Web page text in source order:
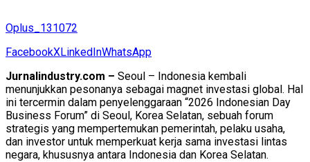
Oplus_131072
FacebookXLinkedInWhatsApp
Jurnalindustry.com – Seoul – Indonesia kembali
menunjukkan pesonanya sebagai magnet investasi global. Hal
ini tercermin dalam penyelenggaraan “2026 Indonesian Day
Business Forum” di Seoul, Korea Selatan, sebuah forum
strategis yang mempertemukan pemerintah, pelaku usaha,
dan investor untuk memperkuat kerja sama investasi lintas
negara, khususnya antara Indonesia dan Korea Selatan.